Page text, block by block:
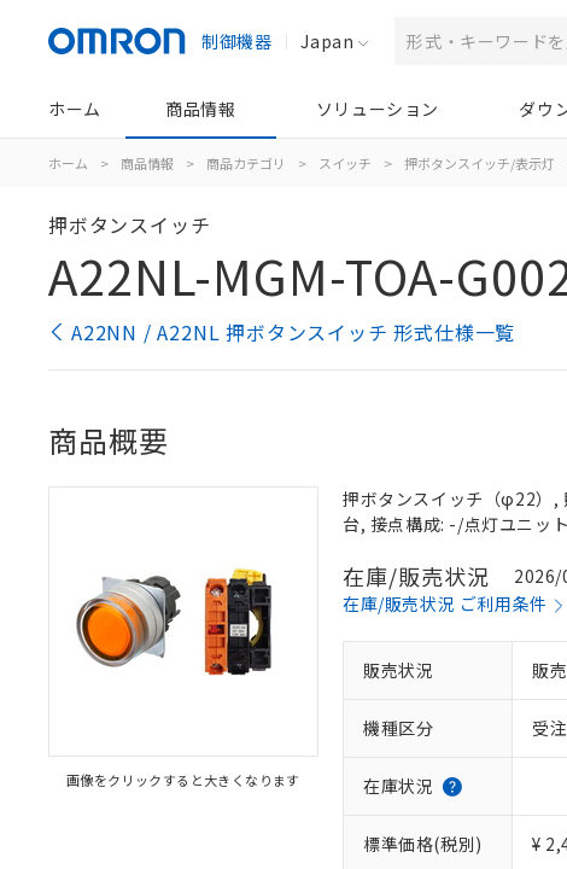
制御機器 Japan
ホーム 商品情報 ソリューション ダウ
ホーム > 商品情報 > 商品カテゴリ > スイッチ > 押ボタンスイッチ/表示灯
押ボタンスイッチ
A22NL-MGM-TOA-
A22NN / A22NL 押ボタンスイッチ 形式仕様一覧
商品概要
画像をクリックすると大きくなります
押ボタンスイッチ（φ22）,
台, 接点構成: -/点灯ユニッ
在庫/販売状況
2026/
在庫/販売状況 ご利用条件
販売状況 販
機種区分 受
在庫状況
標準価格(税別) ¥